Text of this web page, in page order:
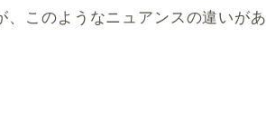
、このようなニュアンスの違いがあ